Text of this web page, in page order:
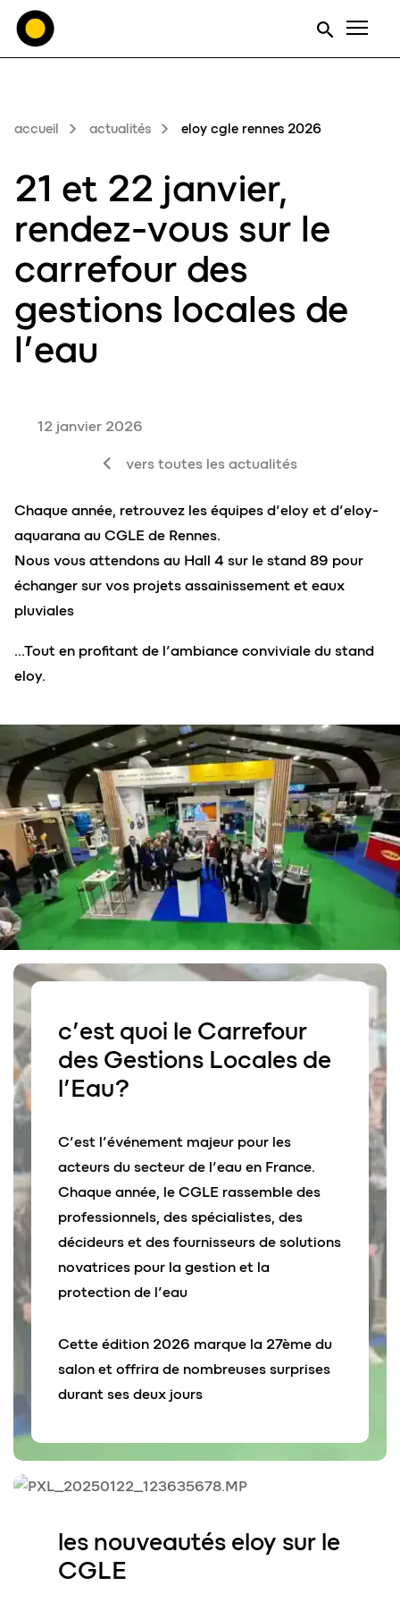
accueil actualités eloy cgle rennes 2026
21 et 22 janvier,
rendez-vous sur le
carrefour des
gestions locales de
l’eau
12 janvier 2026
vers toutes les actualités
Chaque année, retrouvez les équipes d’eloy et d’eloy-
aquarana au CGLE de Rennes.
Nous vous attendons au Hall 4 sur le stand 89 pour
échanger sur vos projets assainissement et eaux
pluviales
…Tout en profitant de l’ambiance conviviale du stand
eloy.
c’est quoi le Carrefour
des Gestions Locales de
l’Eau?
C’est l’événement majeur pour les
acteurs du secteur de l’eau en France.
Chaque année, le CGLE rassemble des
professionnels, des spécialistes, des
décideurs et des fournisseurs de solutions
novatrices pour la gestion et la
protection de l’eau
Cette édition 2026 marque la 27ème du
salon et offrira de nombreuses surprises
durant ses deux jours
les nouveautés eloy sur le
CGLE